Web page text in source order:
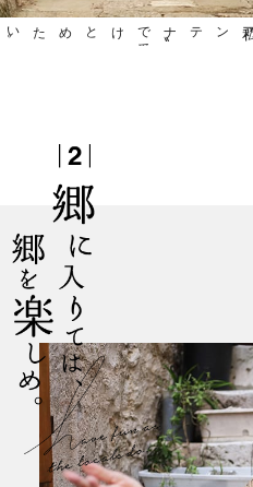
〝私アンテナ
〟
で
受
けとめたい
。